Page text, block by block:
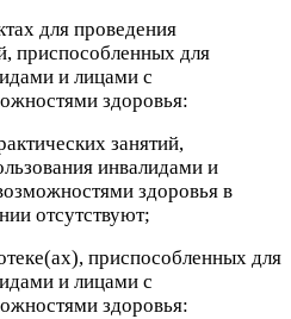
для проведения
приспособленных для
и лицами с
здоровья:
занятий,
инвалидами и
здоровья в
отсутствуют;
приспособленных для
и лицами с
здоровья: